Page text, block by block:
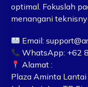
optimal. Fokuslah
menangani
Email:
WhatsApp: +62
Alamat :
Plaza Aminta